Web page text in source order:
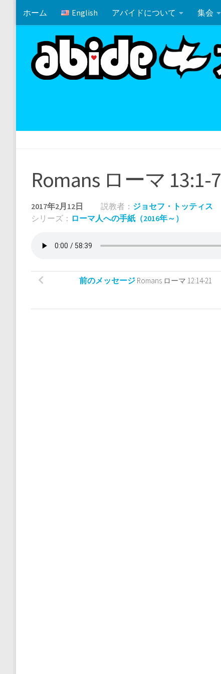
コンテンツの下
ホーム English アバイドについて 集会
ホワイトエレファント・パーティー マタイ 19:10-12
Romans ローマ 13:1-7
2017年2月12日 説教者： ジョセフ・トッティス
シリーズ： ローマ人への手紙（2016年～）
前のメッセージ Romans ローマ 12:14-21